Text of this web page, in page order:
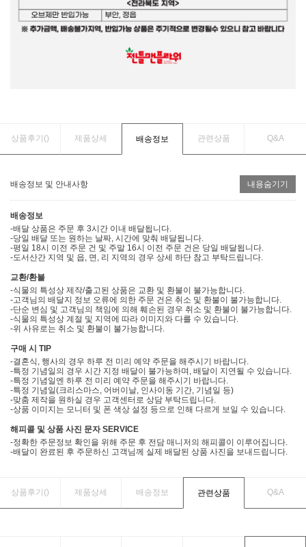
상품후기() 제품상세 배송정보 관련상품 Q&A
배송정보 및 안내사항 내용숨기기
배송정보
-배달 상품은 주문 후 3시간 이내 배달됩니다.
-당일 배달 또는 원하는 날짜, 시간에 맞춰 배달됩니다.
-평일 18시 이전 주문 건 및 주말 16시 이전 주문 건은 당일 배달됩니다.
-도서산간 지역 및 읍, 면, 리 지역의 경우 상세 하단 참고 부탁드립니다.
교환/환불
-식물의 특성상 제작/출고된 상품은 교환 및 환불이 불가능합니다.
-고객님의 배달지 정보 오류에 의한 주문 건은 취소 및 환불이 불가능합니다.
-단순 변심 및 고객님의 책임에 의해 훼손된 경우 취소 및 환불이 불가능합니다.
-식물의 특성상 계절 및 지역에 따라 이미지와 다를 수 있습니다.
-위 사유로는 취소 및 환불이 불가능합니다.
구매 시 TIP
-결혼식, 행사의 경우 하루 전 미리 예약 주문을 해주시기 바랍니다.
-특정 기념일의 경우 시간 지정 배달이 불가능하며, 배달이 지연될 수 있습니다.
-특정 기념일엔 하루 전 미리 예약 주문을 해주시기 바랍니다.
-특정 기념일(크리스마스, 어버이날, 인사이동 기간, 기념일 등)
-맞춤 제작을 원하실 경우 고객센터로 상담 부탁드립니다.
-상품 이미지는 모니터 및 폰 색상 설정 등으로 인해 다르게 보일 수 있습니다.
해피콜 및 상품 사진 문자 SERVICE
-정확한 주문정보 확인을 위해 주문 후 전담 매니저의 해피콜이 이루어집니다.
-배달이 완료된 후 주문하신 고객님께 실제 배달된 상품 사진을 보내드립니다.
상품후기() 제품상세 배송정보 관련상품 Q&A